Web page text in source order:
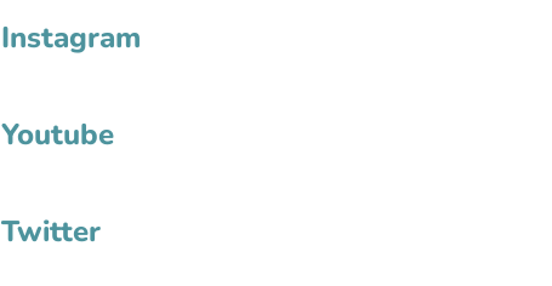
Instagram
Youtube
Twitter